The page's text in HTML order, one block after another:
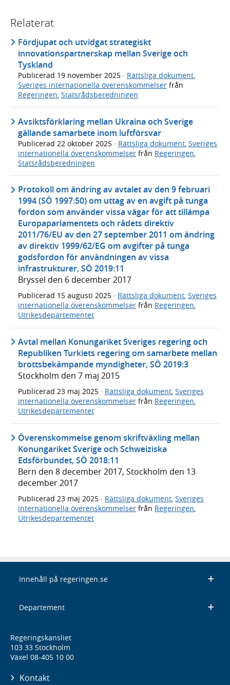
Relaterat
Fördjupat och utvidgat strategiskt
innovationspartnerskap mellan Sverige och
Tyskland
Publicerad 19 november 2025 · Rättsliga dokument,
Sveriges internationella överenskommelser från
Regeringen, Statsrådsberedningen
Avsiktsförklaring mellan Ukraina och Sverige
gällande samarbete inom luftförsvar
Publicerad 22 oktober 2025 · Rättsliga dokument Sveriges
internationella överenskommelser från Regeringen
Statsrådsberedningen
Protokoll om ändring av avtalet av den 9 februari
1994 (SÖ 1997:50) om uttag av en avgift på tunga
fordon som använder vissa vägar för att tillämpa
Europaparlamentets och rådets direktiv
2011/76/EU av den 27 september 2011 om ändring
av direktiv 1999/62/EG om avgifter på tunga
godsfordon för användningen av vissa
infrastrukturer, SÖ 2019:11
Bryssel den 6 december 2017
Publicerad 15 augusti 2025 · Rättsliga dokument, Sveriges
internationella överenskommelser från Regeringen,
Utrikesdepartementet
Avtal mellan Konungariket Sveriges regering och
Republiken Turkiets regering om samarbete mellan
brottsbekämpande myndigheter, SÖ 2019:3
Stockholm den 7 maj 2015
Publicerad 23 maj 2025 · Rättsliga dokument, Sveriges
internationella överenskommelser från Regeringen,
Utrikesdepartementet
Överenskommelse genom skriftväxling mellan
Konungariket Sverige och Schweiziska
Edsförbundet, SÖ 2018:11
Bern den 8 december 2017, Stockholm den 13
december 2017
Publicerad 23 maj 2025 · Rättsliga dokument Sveriges
internationella överenskommelser från Regeringen
Utrikesdepartementet
Innehåll på regeringen.se
Departement
Regeringskansliet
103 33 Stockholm
Växel 08-405 10 00
Kontakt